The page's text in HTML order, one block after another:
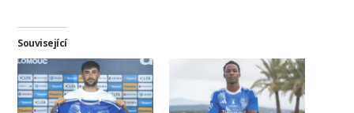
Související